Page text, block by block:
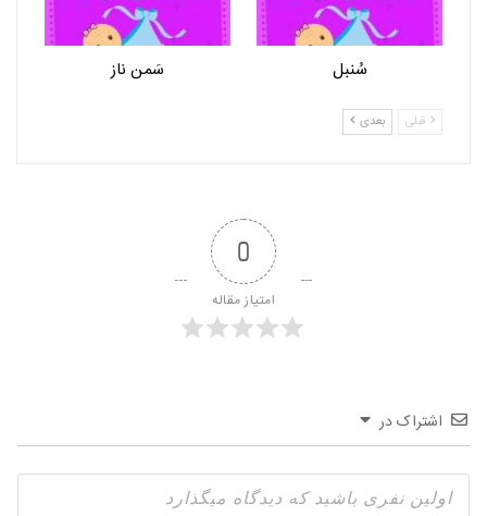
سُنبل سَمن ناز
قبلی بعدی
0
امتیاز مقاله
اشتراک در